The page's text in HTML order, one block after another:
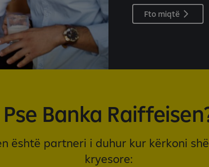
Fto miqtë
Pse Banka
është partneri i duhur kur kërkoni
kryesore: